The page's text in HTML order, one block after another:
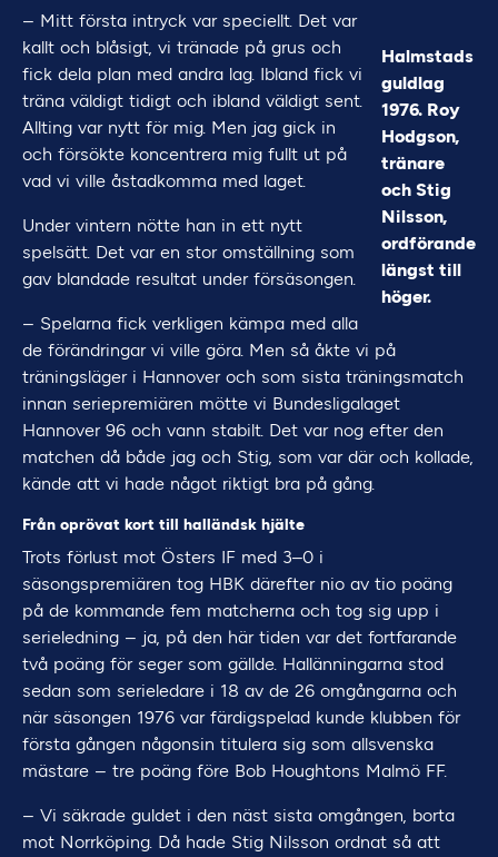
Halmstads
guldlag
1976. Roy
Hodgson,
tränare
och Stig
Nilsson,
ordförande
längst till
höger.
– Mitt första intryck var speciellt. Det var
kallt och blåsigt, vi tränade på grus och
fick dela plan med andra lag. Ibland fick vi
träna väldigt tidigt och ibland väldigt sent.
Allting var nytt för mig. Men jag gick in
och försökte koncentrera mig fullt ut på
vad vi ville åstadkomma med laget.
Under vintern nötte han in ett nytt
spelsätt. Det var en stor omställning som
gav blandade resultat under försäsongen.
– Spelarna fick verkligen kämpa med alla
de förändringar vi ville göra. Men så åkte vi på
träningsläger i Hannover och som sista träningsmatch
innan seriepremiären mötte vi Bundesligalaget
Hannover 96 och vann stabilt. Det var nog efter den
matchen då både jag och Stig, som var där och kollade,
kände att vi hade något riktigt bra på gång.
Från oprövat kort till halländsk hjälte
Trots förlust mot Östers IF med 3–0 i
säsongspremiären tog HBK därefter nio av tio poäng
på de kommande fem matcherna och tog sig upp i
serieledning – ja, på den här tiden var det fortfarande
två poäng för seger som gällde. Hallänningarna stod
sedan som serieledare i 18 av de 26 omgångarna och
när säsongen 1976 var färdigspelad kunde klubben för
första gången någonsin titulera sig som allsvenska
mästare – tre poäng före Bob Houghtons Malmö FF.
– Vi säkrade guldet i den näst sista omgången, borta
mot Norrköping. Då hade Stig Nilsson ordnat så att